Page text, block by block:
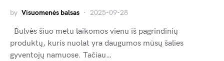
by Visuomenės balsas 2025-09-28
Bulvės šiuo metu laikomos vienu iš pagrindinių
produktų, kuris nuolat yra daugumos mūsų šalies
gyventojų namuose. Tačiau…